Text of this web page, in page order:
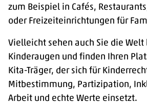
zum Beispiel in Cafés,
oder Freizeiteinrichtungen für
Vielleicht sehen auch Sie die Welt
Kinderaugen und finden Ihren
Kita-Träger, der sich für
Mitbestimmung, Partizipation,
Arbeit und echte Werte einsetzt.